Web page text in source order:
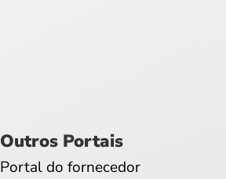
Outros Portais
Portal do fornecedor